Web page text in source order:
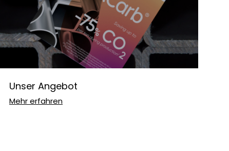
Unser Angebot
Mehr erfahren